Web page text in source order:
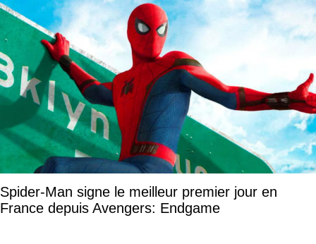
Spider-Man signe le meilleur premier jour en
France depuis Avengers: Endgame